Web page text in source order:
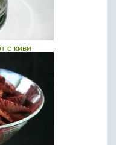
с киви